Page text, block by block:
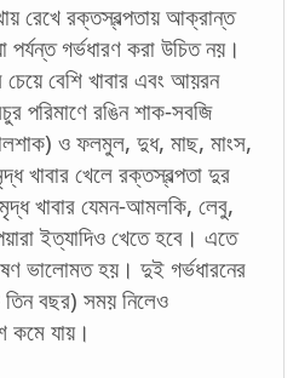
রেখে রক্তস্বল্পতায় আক্রান্ত
গর্ভধারণ করা উচিত নয়।
চেয়ে বেশি খাবার এবং আয়রন
পরিমাণে রঙিন শাক-সবজি
ও ফলমুল, দুধ, মাছ, মাংস,
খাবার খেলে রক্তস্বল্পতা দুর
খাবার যেমন-আমলকি, লেবু,
ইত্যাদিও খেতে হবে। এতে
ভালোমত হয়। দুই গর্ভধারনের
বছর) সময় নিলেও
কমে যায়।